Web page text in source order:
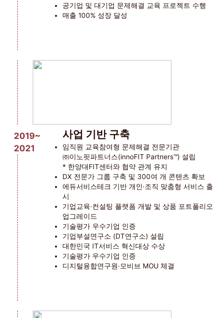
공기업 및 대기업 문제해결 교육 프로젝트 수행
매출 100% 성장 달성
2019~
2021
사업 기반 구축
임직원 교육참여형 문제해결 전문기관
㈜이노핏파트너스(innoFIT Partners™) 설립
* 한양대FIT센터와 협약 관계 유지
DX 전문가 그룹 구축 및 300여 개 콘텐츠 확보
에듀서비스테크 기반 개인·조직 맞춤형 서비스 출
시
기업교육·컨설팅 플랫폼 개발 및 상품 포트폴리오
업그레이드
기술평가 우수기업 인증
기업부설연구소 (DT연구소) 설립
대한민국 IT서비스 혁신대상 수상
기술평가 우수기업 인증
디지털융합연구원·모비브 MOU 체결